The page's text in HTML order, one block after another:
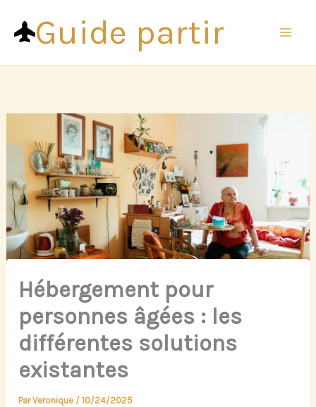
contenuGuide partir
Hébergement pour
personnes âgées : les
différentes solutions
existantes
ParVeronique /10/24/2025